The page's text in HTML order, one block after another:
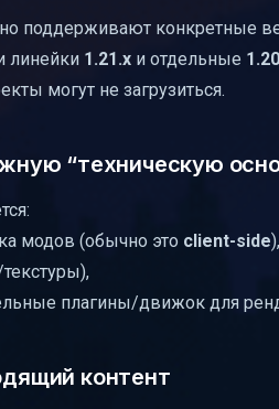
поддерживают конкретные
линейки 1.21.x и отдельные
могут не загрузиться.
“техническую
модов (обычно это client-side),
плагины/движок для
контент